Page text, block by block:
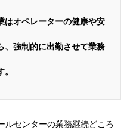
はオペレーターの健康や安
、強制的に出勤させて業務
ルセンターの業務継続どころ